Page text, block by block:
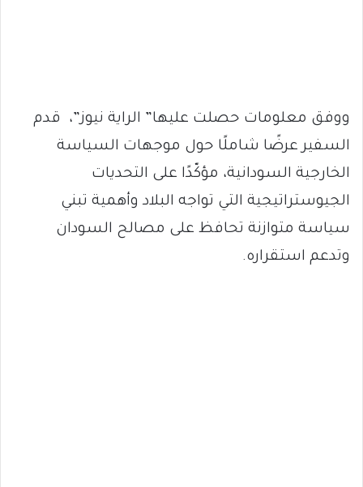
ووفق معلومات حصلت عليها” الراية نيوز”، قدم
السفير عرضًا شاملًا حول موجهات السياسة
الخارجية السودانية، مؤكّدًا على التحديات
الجيوستراتيجية التي تواجه البلاد وأهمية تبني
سياسة متوازنة تحافظ على مصالح السودان
وتدعم استقراره.